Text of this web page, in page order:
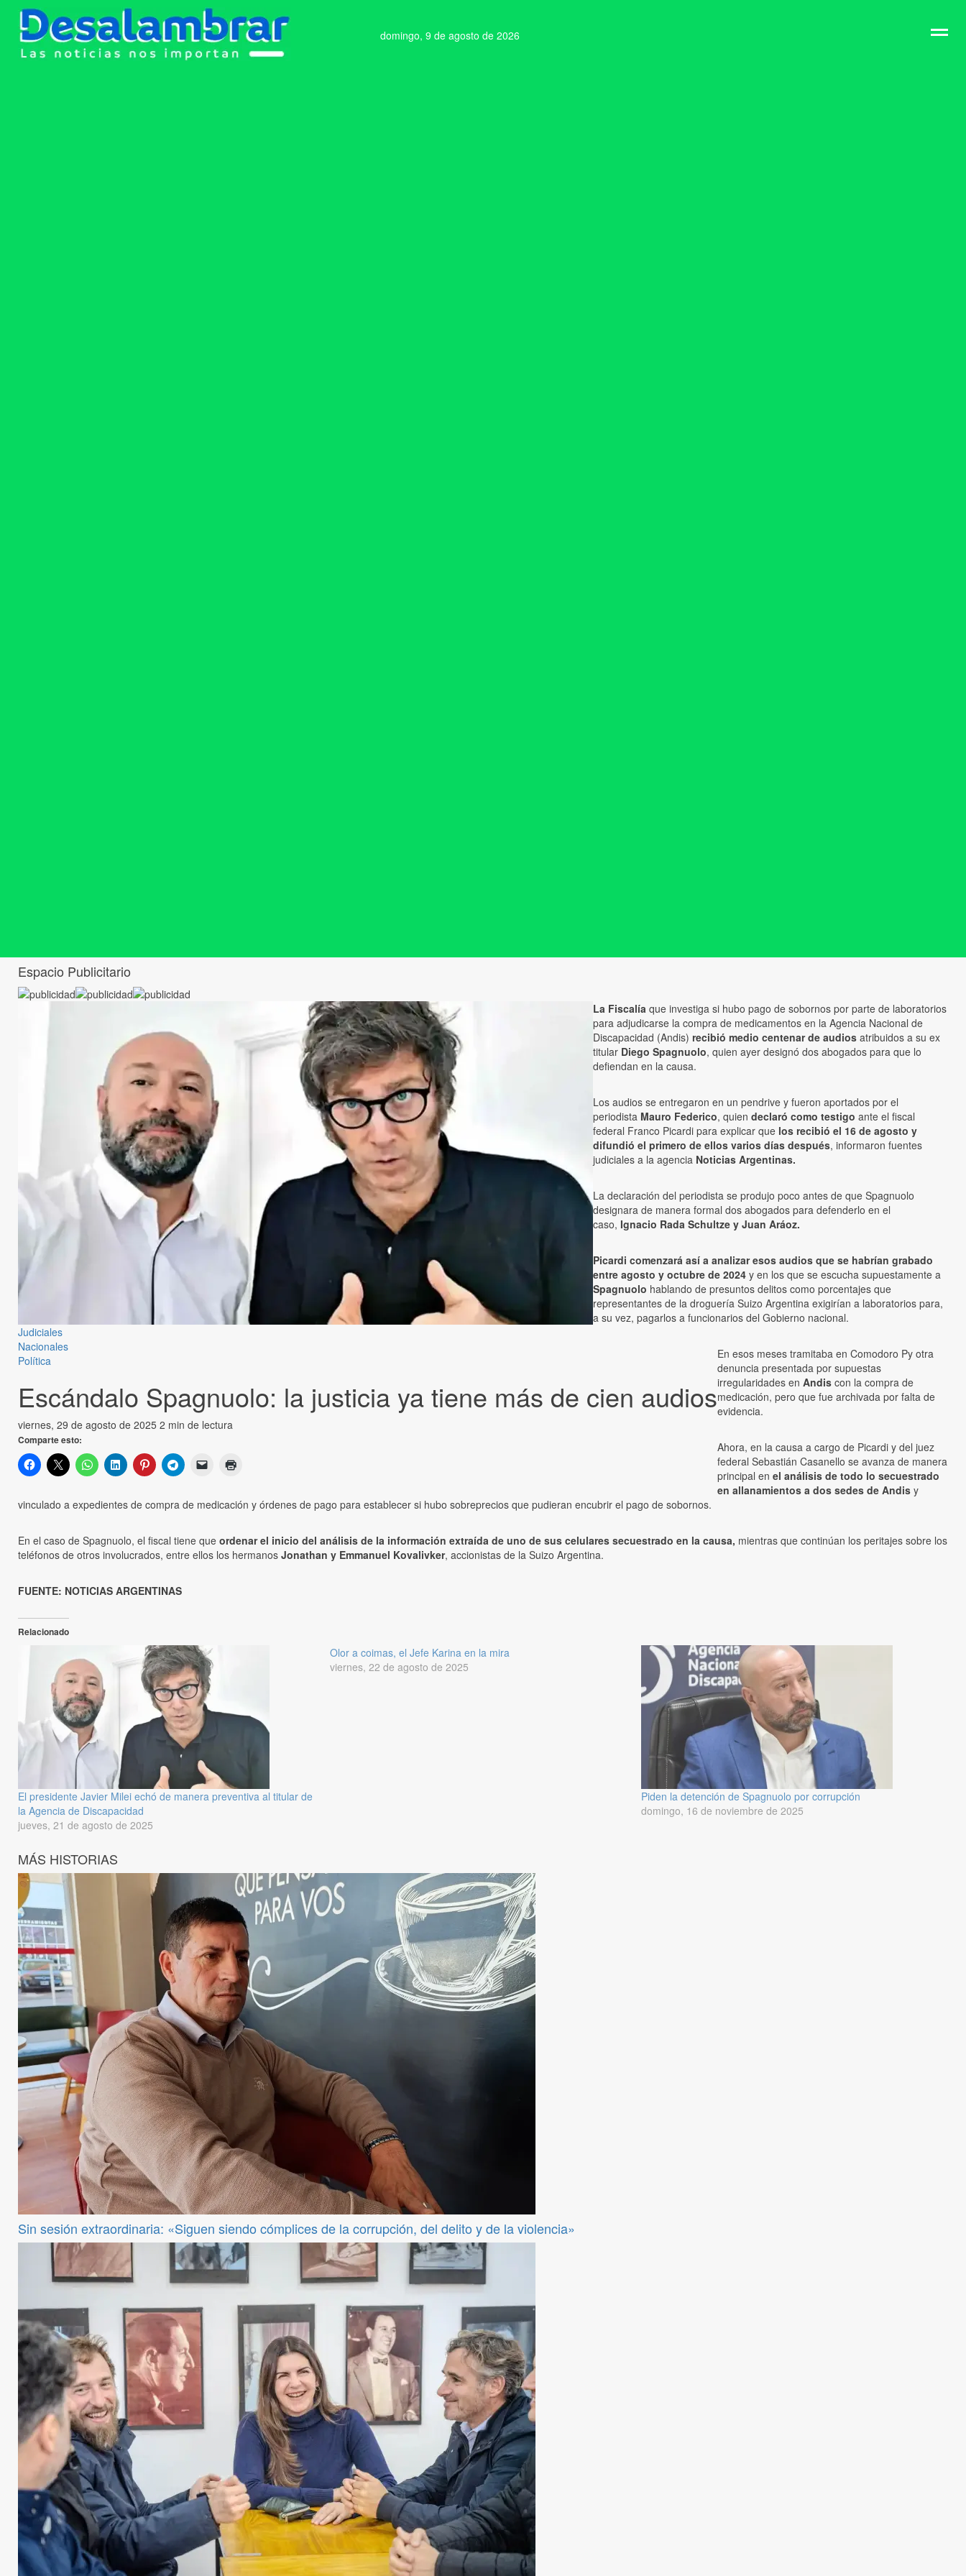
domingo, 9 de agosto de 2026
Espacio Publicitario
Judiciales
Nacionales
Política
Escándalo Spagnuolo: la justicia ya tiene más de cien audios
viernes, 29 de agosto de 2025 2 min de lectura
Comparte esto:
La Fiscalía que investiga si hubo pago de sobornos por parte de laboratorios
para adjudicarse la compra de medicamentos en la Agencia Nacional de
Discapacidad (Andis) recibió medio centenar de audios atribuidos a su ex
titular Diego Spagnuolo, quien ayer designó dos abogados para que lo
defiendan en la causa.
Los audios se entregaron en un pendrive y fueron aportados por el
periodista Mauro Federico, quien declaró como testigo ante el fiscal
federal Franco Picardi para explicar que los recibió el 16 de agosto y
difundió el primero de ellos varios días después, informaron fuentes
judiciales a la agencia Noticias Argentinas.
La declaración del periodista se produjo poco antes de que Spagnuolo
designara de manera formal dos abogados para defenderlo en el
caso, Ignacio Rada Schultze y Juan Aráoz.
Picardi comenzará así a analizar esos audios que se habrían grabado
entre agosto y octubre de 2024 y en los que se escucha supuestamente a
Spagnuolo hablando de presuntos delitos como porcentajes que
representantes de la droguería Suizo Argentina exigirían a laboratorios para,
a su vez, pagarlos a funcionarios del Gobierno nacional.
En esos meses tramitaba en Comodoro Py otra
denuncia presentada por supuestas
irregularidades en Andis con la compra de
medicación, pero que fue archivada por falta de
evidencia.
Ahora, en la causa a cargo de Picardi y del juez
federal Sebastián Casanello se avanza de manera
principal en el análisis de todo lo secuestrado
en allanamientos a dos sedes de Andis y
vinculado a expedientes de compra de medicación y órdenes de pago para establecer si hubo sobreprecios que pudieran encubrir el pago de sobornos.
En el caso de Spagnuolo, el fiscal tiene que ordenar el inicio del análisis de la información extraída de uno de sus celulares secuestrado en la causa, mientras que continúan los peritajes sobre los
teléfonos de otros involucrados, entre ellos los hermanos Jonathan y Emmanuel Kovalivker, accionistas de la Suizo Argentina.
FUENTE: NOTICIAS ARGENTINAS
Relacionado
El presidente Javier Milei echó de manera preventiva al titular de
la Agencia de Discapacidad
jueves, 21 de agosto de 2025
Olor a coimas, el Jefe Karina en la mira
viernes, 22 de agosto de 2025
Piden la detención de Spagnuolo por corrupción
domingo, 16 de noviembre de 2025
MÁS HISTORIAS
Sin sesión extraordinaria: «Siguen siendo cómplices de la corrupción, del delito y de la violencia»